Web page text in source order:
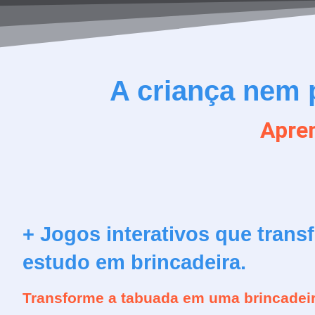
A criança nem
+ Jogos interativos que
estudo em brincadeira.
Transforme a tabuada em uma